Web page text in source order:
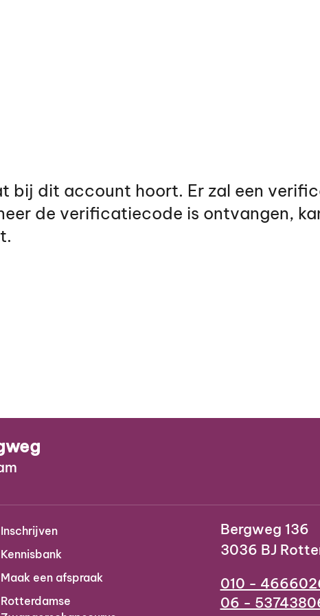
bij dit account hoort. Er zal een
de verificatiecode is ontvangen,
Inschrijven
Kennisbank
Maak een afspraak
Rotterdamse
Bergweg 136
3036 BJ
010 -
06 -